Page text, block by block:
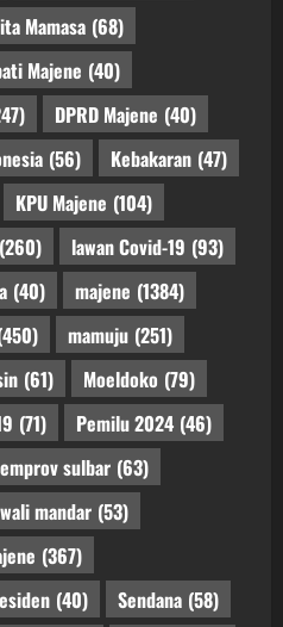
Mamasa (68)
Majene (40)
DPRD Majene (40)
(56) Kebakaran (47)
KPU Majene (104)
(260) lawan Covid-19 (93)
(40) majene (1384)
mamuju (251)
(61) Moeldoko (79)
(71) Pemilu 2024 (46)
sulbar (63)
mandar (53)
(367)
(40) Sendana (58)